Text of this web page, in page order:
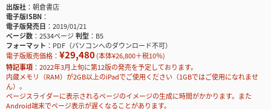
出版社
朝倉書店
電子版ISBN
電子版発売日
2019/01/21
ページ数
2534ページ判型
B5
フォーマット
PDF（パソコンへのダウンロード不可）
電子版販売価格： ¥29,480(本体¥26,800＋税10％)
特記事項
2022年3月上旬に第12版の発売を予定しております。
内蔵メモリ（RAM）が2GB以上のiPadでご使用ください（1GBではご使用になれませ
ん）。
ページスライダーに表示されるページのイメージの生成に時間がかかります。また
Android端末でページ表示が遅くなることがあります。